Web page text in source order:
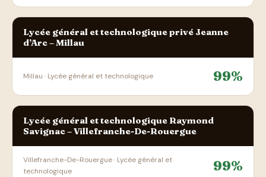
Lycée général et technologique privé Jeanne
d’Arc – Millau
Millau · Lycée général et technologique 99%
Lycée général et technologique Raymond
Savignac – Villefranche-De-Rouergue
Villefranche-De-Rouergue · Lycée général et
technologique
99%